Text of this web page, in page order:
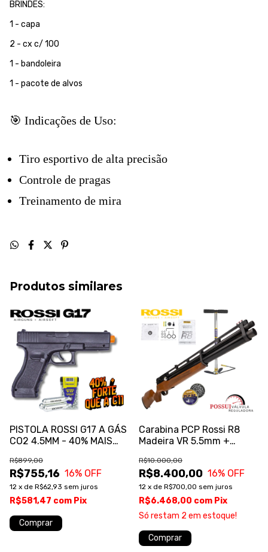
BRINDES:
1 - capa
2 - cx c/ 100
1 - bandoleira
1 - pacote de alvos
🎯 Indicações de Uso:
Tiro esportivo de alta precisão
Controle de pragas
Treinamento de mira
Produtos similares
PISTOLA ROSSI G17 A GÁS
CO2 4.5MM - 40% MAIS
R$755,16
R$899,00
16% OFF
12 x de R$62,93 sem juros
R$581,47 com Pix
Comprar
Carabina PCP Rossi R8
Madeira VR 5.5mm +
R$8.400,00
R$10.000,00
16% OFF
12 x de R$700,00 sem juros
R$6.468,00 com Pix
Só restam 2 em estoque!